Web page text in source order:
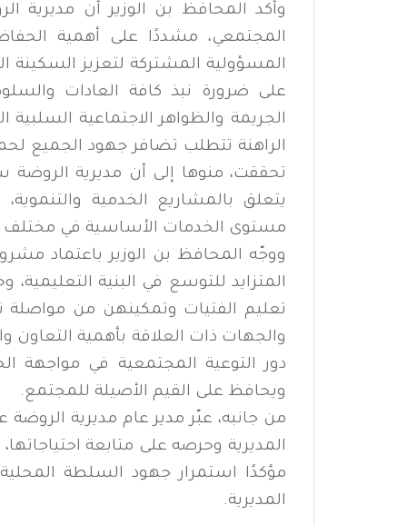
وأكد المحافظ بن الوزير أن مديرية
المجتمعي، مشددًا على أهمية
المسؤولية المشتركة لتعزيز السكينة
على ضرورة نبذ كافة العادات
الجريمة والظواهر الاجتماعية
الراهنة تتطلب تضافر جهود الجميع
تحققت، منوها إلى أن مديرية
يتعلق بالمشاريع الخدمية
مستوى الخدمات الأساسية في مختلف
ووجّه المحافظ بن الوزير باعتماد
المتزايد للتوسع في البنية
تعليم الفتيات وتمكينهن من
والجهات ذات العلاقة بأهمية التعاون
دور التوعية المجتمعية في مواجهة
ويحافظ على القيم الأصيلة للمجتمع.
من جانبه، عبّر مدير عام مديرية الروضة
المديرية وحرصه على متابعة
مؤكدًا استمرار جهود السلطة
المديرية.